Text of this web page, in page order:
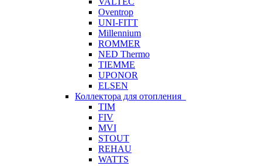
Oventrop
UNI-FITT
Millennium
ROMMER
NED Thermo
TIEMME
UPONOR
ELSEN
Коллектора для отопления
TIM
FIV
MVI
STOUT
REHAU
WATTS